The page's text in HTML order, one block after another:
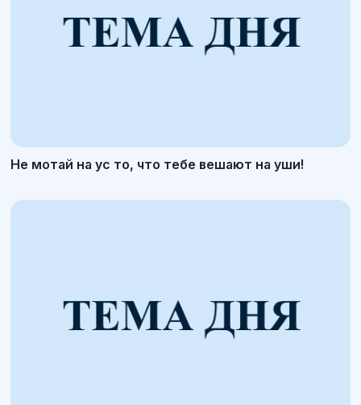
Не мотай на ус то, что тебе вешают на уши!